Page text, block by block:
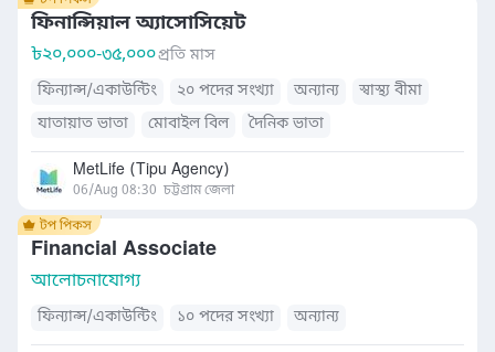
ফিনান্সিয়াল অ্যাসোসিয়েট
৳২০,০০০-৩৫,০০০প্রতি মাস
ফিন্যান্স/একাউন্টিং
২০ পদের সংখ্যা অন্যান্য
স্বাস্থ্য বীমা
যাতায়াত ভাতা
মোবাইল বিল দৈনিক ভাতা
MetLife (Tipu Agency)
06/Aug 08:30 চট্টগ্রাম জেলা
Financial Associate
আলোচনাযোগ্য
ফিন্যান্স/একাউন্টিং ১০ পদের সংখ্যা অন্যান্য